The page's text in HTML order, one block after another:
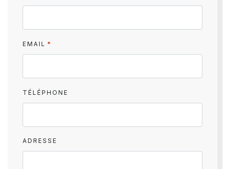
EMAIL *
TÉLÉPHONE
ADRESSE